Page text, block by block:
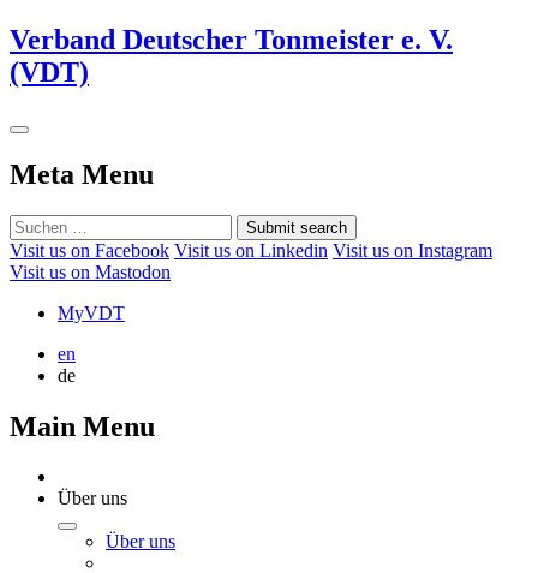
Verband Deutscher Tonmeister e. V.
(VDT)
Meta Menu
Submit search
Visit us on Facebook Visit us on Linkedin Visit us on Instagram
Visit us on Mastodon
MyVDT
en
de
Main Menu
Über uns
Über uns